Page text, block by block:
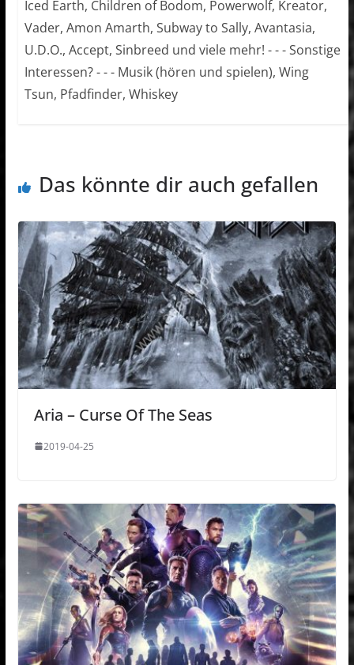
Iced Earth, Children of Bodom, Powerwolf, Kreator,
Vader, Amon Amarth, Subway to Sally, Avantasia,
U.D.O., Accept, Sinbreed und viele mehr! - - - Sonstige
Interessen? - - - Musik (hören und spielen), Wing
Tsun, Pfadfinder, Whiskey
Das könnte dir auch gefallen
Aria – Curse Of The Seas
2019-04-25